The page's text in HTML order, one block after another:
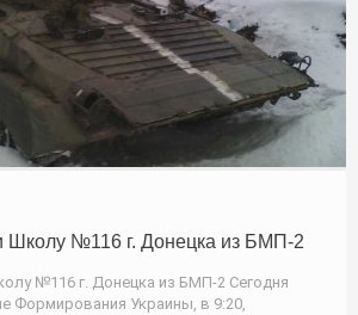
Школу №116 г. Донецка из БМП-2
№116 г. Донецка из БМП-2 Сегодня
Формирования Украины, в 9:20,